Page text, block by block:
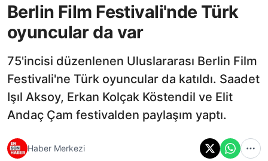
Berlin Film Festivali'nde Türk
oyuncular da var
75'incisi düzenlenen Uluslararası Berlin Film
Festivali'ne Türk oyuncular da katıldı. Saadet
Işıl Aksoy, Erkan Kolçak Köstendil ve Elit
Andaç Çam festivalden paylaşım yaptı.
Haber Merkezi